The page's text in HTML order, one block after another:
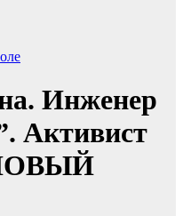
Инженер
Активист